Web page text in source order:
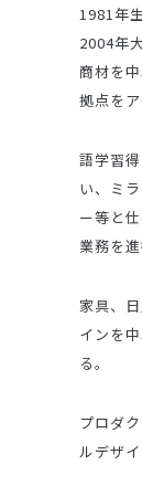
1981年
2004年
商材を
拠点をア
語学習
い、ミ
ー等と
業務を進
家具、
インを
る。
プロダ
ルデザ